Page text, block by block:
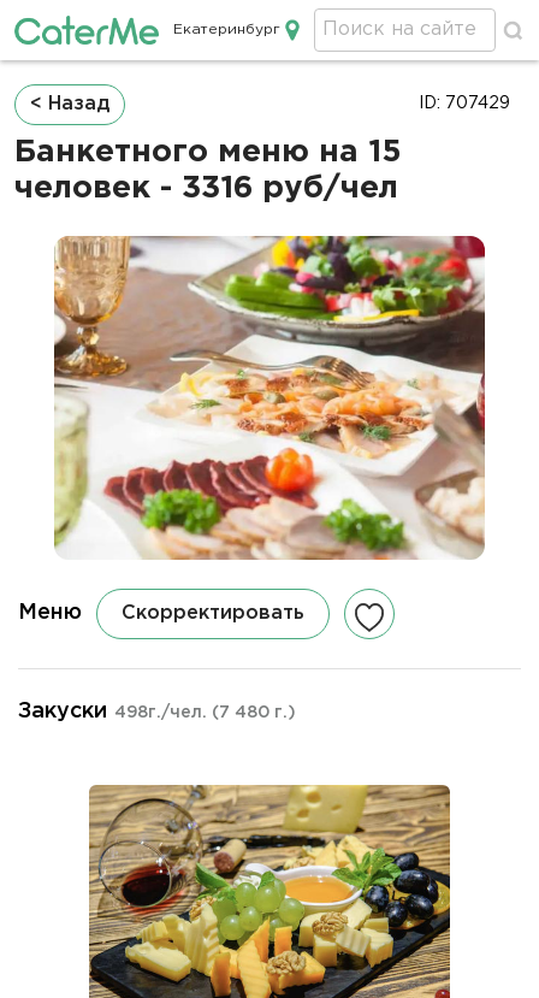
Кейтеринг в Екатеринбурге
Екатеринбург
Строка
навигации
< Назад
Банкетного меню на 15
человек - 3316 руб/чел
ID: 707429
Меню Скорректировать
Закуски 498г./чел. (7 480 г.)